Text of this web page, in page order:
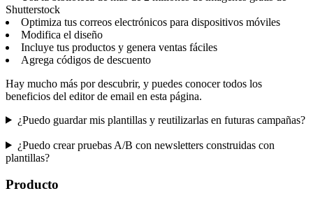
Shutterstock
Optimiza tus correos electrónicos para dispositivos móviles
Modifica el diseño
Incluye tus productos y genera ventas fáciles
Agrega códigos de descuento
Hay mucho más por descubrir, y puedes conocer todos los
beneficios del editor de email en esta página.
¿Puedo guardar mis plantillas y reutilizarlas en futuras campañas?
¿Puedo crear pruebas A/B con newsletters construidas con
plantillas?
Producto